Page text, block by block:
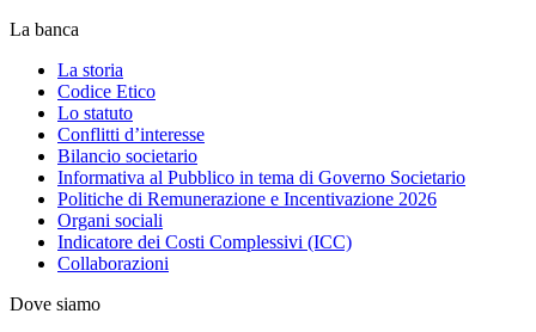
La banca
La storia
Codice Etico
Lo statuto
Conflitti d’interesse
Bilancio societario
Informativa al Pubblico in tema di Governo Societario
Politiche di Remunerazione e Incentivazione 2026
Organi sociali
Indicatore dei Costi Complessivi (ICC)
Collaborazioni
Dove siamo